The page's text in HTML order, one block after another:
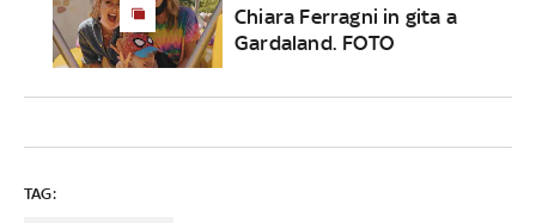
Chiara Ferragni in gita a
Gardaland. FOTO
TAG: